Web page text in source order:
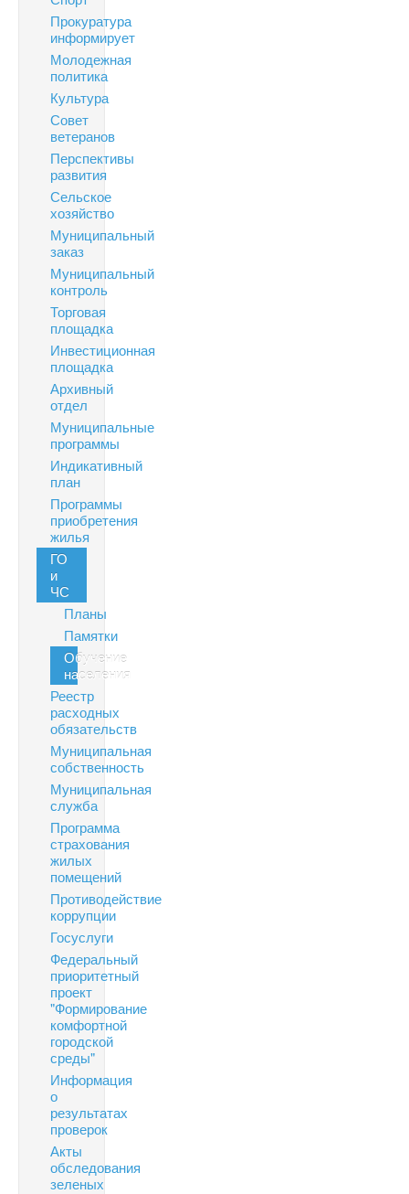
Прокуратура
информирует
Молодежная
политика
Культура
Совет
ветеранов
Перспективы
развития
Сельское
хозяйство
Муниципальный
заказ
Муниципальный
контроль
Торговая
площадка
Инвестиционная
площадка
Архивный
отдел
Муниципальные
программы
Индикативный
план
Программы
приобретения
жилья
ГО
и
ЧС
Планы
Памятки
Обучение
населения
Реестр
расходных
обязательств
Муниципальная
собственность
Муниципальная
служба
Программа
страхования
жилых
помещений
Противодействие
коррупции
Госуслуги
Федеральный
приоритетный
проект
"Формирование
комфортной
городской
среды"
Информация
о
результатах
проверок
Акты
обследования
зеленых